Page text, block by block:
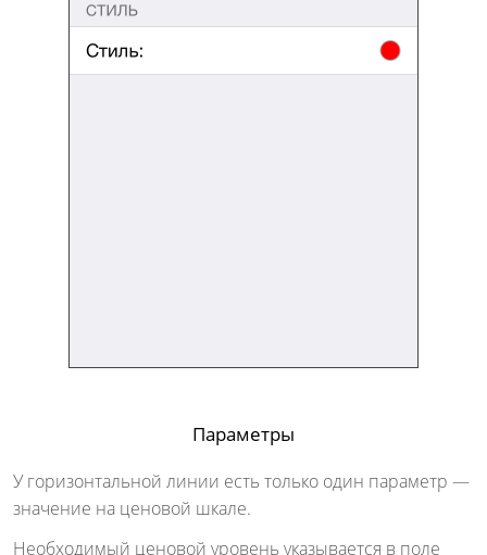
Параметры
У горизонтальной линии есть только один параметр —
значение на ценовой шкале.
Необходимый ценовой уровень указывается в поле